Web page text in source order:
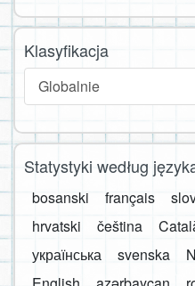
Klasyfikacja
Globalnie
Statystyki według
bosanski français
hrvatski
čeština
українська
svenska